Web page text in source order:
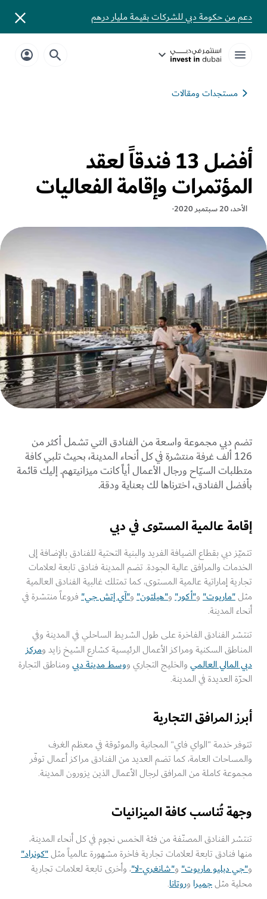
دعم من حكومة دبي للشركات بقيمة مليار درهم
مستجدات ومقالات
أفضل 13 فندقاً لعقد
المؤتمرات وإقامة الفعاليات
الأحد، 20 سبتمبر 2020
تضم دبي مجموعة واسعة من الفنادق التي تشمل أكثر من
126 ألف غرفة منتشرة في كل أنحاء المدينة، بحيث تلبي كافة
متطلبات السيّاح ورجال الأعمال أياً كانت ميزانيتهم. إليك قائمة
بأفضل الفنادق، اخترناها لك بعناية ودقة.
إقامة عالمية المستوى في دبي
تتميّز دبي بقطاع الضيافة الفريد والبنية التحتية للفنادق بالإضافة إلى
الخدمات والمرافق عالية الجودة. تضم المدينة فنادق تابعة لعلامات
تجارية إماراتية عالمية المستوى، كما تمتلك غالبية الفنادق العالمية
مثل"ماريوت" و"أكور" و"هيلتون" و"آي إتش جي" فروعاً منتشرة في
أنحاء المدينة.
تنتشر الفنادق الفاخرة على طول الشريط الساحلي في المدينة وفي
المناطق السكنية ومراكز الأعمال الرئيسية كشارع الشيخ زايد ومركز
دبي المالي العالمي والخليج التجاري ووسط مدينة دبي ومناطق التجارة
الحرّة العديدة في المدينة.
أبرز المرافق التجارية
تتوفر خدمة "الواي فاي" المجانية والموثوقة في معظم الغرف
والمساحات العامة، كما تضم العديد من الفنادق مراكز أعمال توفّر
مجموعة كاملة من المرافق لرجال الأعمال الذين يزورون المدينة.
وجهة تُناسب كافة الميزانيات
تنتشر الفنادق المصنّفة من فئة الخمس نجوم في كل أنحاء المدينة،
منها فنادق تابعة لعلامات تجارية فاخرة مشهورة عالمياً مثل"كونراد"
و"جي دبليو ماريوت" و"شانغري-لا"، وأخرى تابعة لعلامات تجارية
محلية مثلجميرا وروتانا.